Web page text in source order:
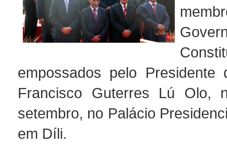
empossados pelo Presidente
Francisco Guterres Lú Olo,
setembro, no Palácio
em Díli.